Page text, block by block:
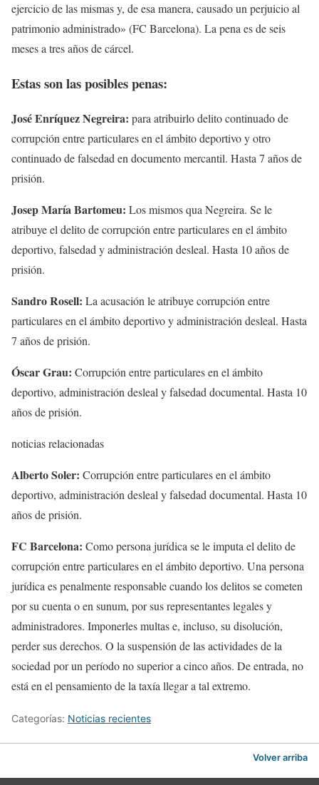
ejercicio de las mismas y, de esa manera, causado un perjuicio al
patrimonio administrado» (FC Barcelona). La pena es de seis
meses a tres años de cárcel.
Estas son las posibles penas:
José Enríquez Negreira: para atribuirlodelito continuado de
corrupción entre particulares en el ámbito deportivo y otro
continuado de falsedad en documento mercantil. Hasta 7 años de
prisión.
Josep María Bartomeu: Los mismos qua Negreira. Se le
atribuye el delito de corrupción entre particulares en el ámbito
deportivo, falsedad y administración desleal. Hasta 10 años de
prisión.
Sandro Rosell: La acusación le atribuye corrupción entre
particulares en el ámbito deportivo y administración desleal. Hasta
7 años de prisión.
Óscar Grau: Corrupción entre particulares en el ámbito
deportivo, administración desleal y falsedad documental. Hasta 10
años de prisión.
noticias relacionadas
Alberto Soler: Corrupción entre particulares en el ámbito
deportivo, administración desleal y falsedad documental. Hasta 10
años de prisión.
FC Barcelona: Como persona jurídica se le imputa el delito de
corrupción entre particulares en el ámbito deportivo. Una persona
jurídica es penalmente responsable cuando los delitos se cometen
por su cuenta o en sunum, por sus representantes legales y
administradores. Imponerles multas e, incluso, su disolución,
perder sus derechos. O la suspensión de las actividades de la
sociedad por un período no superior a cinco años. De entrada, no
está en el pensamiento de la taxía llegar a tal extremo.
Categorías: Noticias recientes
Volver arriba